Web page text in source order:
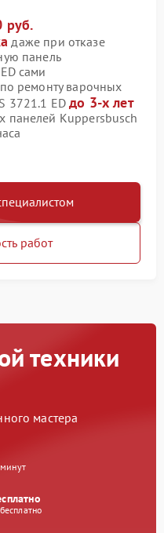
руб.
даже при отказе
панель
сами
ремонту варочных
3721.1 EDдо 3-х лет
панелей Kuppersbusch
работ
техники
мастера